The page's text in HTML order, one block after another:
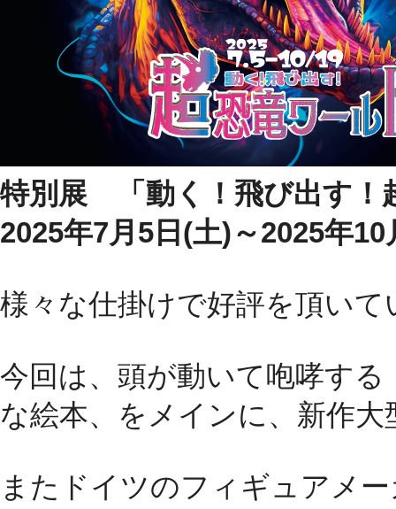
特別展 「動く！飛び出す！
2025年7月5日(土)～2025年10
様々な仕掛けで好評を頂い
今回は、頭が動いて咆哮す
な絵本、をメインに、新作
またドイツのフィギュアメ